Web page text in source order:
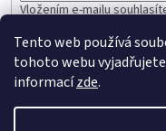
Tento web používá
tohoto webu
informacízde.
Vložením e-mailu
PŘIHLÁSIT SE